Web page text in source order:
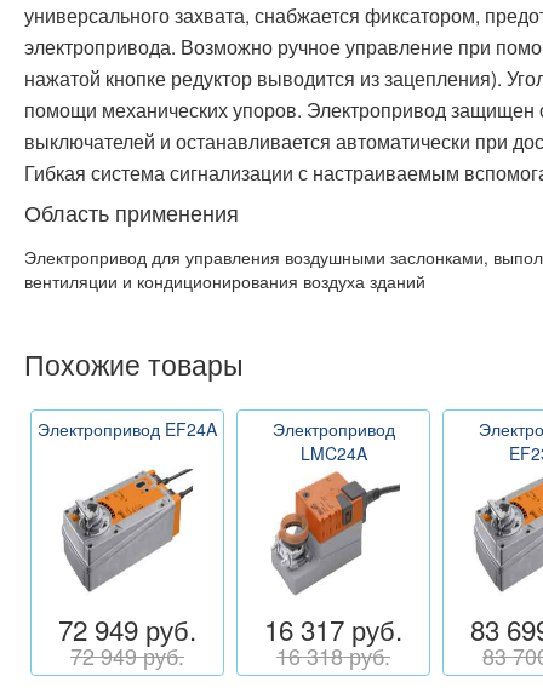
универсального захвата, снабжается фиксатором,
электропривода. Возможно ручное управление при
нажатой кнопке редуктор выводится из зацепления).
помощи механических упоров. Электропривод защищен
выключателей и останавливается автоматически при
Гибкая система сигнализации с настраиваемым
Область применения
Электропривод для управления воздушными заслонками,
вентиляции и кондиционирования воздуха зданий
Похожие товары
Электропривод EF24A
72 949 руб.
72 949 руб.
Электропривод
LMC24A
16 317 руб.
16 318 руб.
83
83